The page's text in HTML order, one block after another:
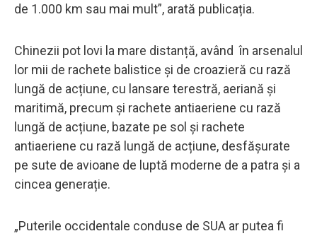
de 1.000 km sau mai mult”, arată publicația.
Chinezii pot lovi la mare distanță, având în arsenalul
lor mii de rachete balistice și de croazieră cu rază
lungă de acțiune, cu lansare terestră, aeriană și
maritimă, precum și rachete antiaeriene cu rază
lungă de acțiune, bazate pe sol și rachete
antiaeriene cu rază lungă de acțiune, desfășurate
pe sute de avioane de luptă moderne de a patra și a
cincea generație.
„Puterile occidentale conduse de SUA ar putea fi